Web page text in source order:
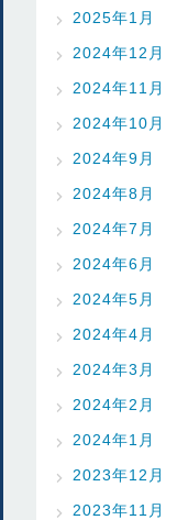
2025年1月
2024年12月
2024年11月
2024年10月
2024年9月
2024年8月
2024年7月
2024年6月
2024年5月
2024年4月
2024年3月
2024年2月
2024年1月
2023年12月
2023年11月